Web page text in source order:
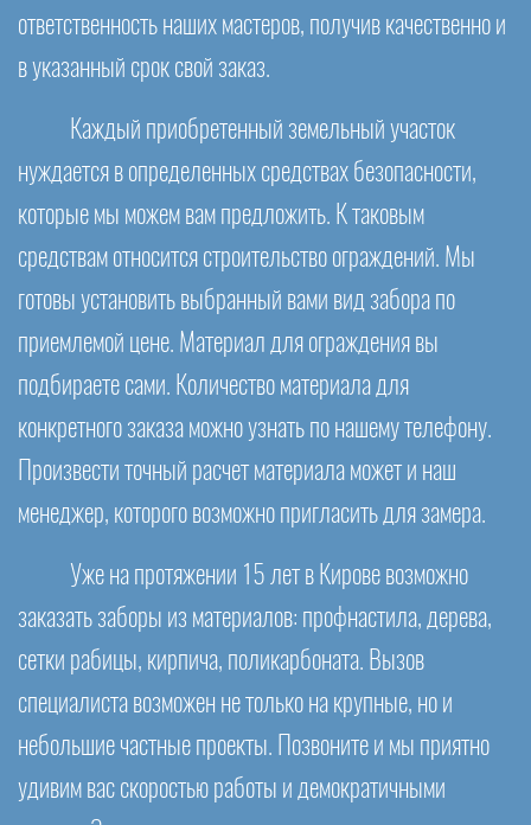
ответственность наших мастеров, получив качественно и
в указанный срок свой заказ.
Каждый приобретенный земельный участок
нуждается в определенных средствах безопасности,
которые мы можем вам предложить. К таковым
средствам относится строительство ограждений. Мы
готовы установить выбранный вами вид забора по
приемлемой цене. Материал для ограждения вы
подбираете сами. Количество материала для
конкретного заказа можно узнать по нашему телефону.
Произвести точный расчет материала может и наш
менеджер, которого возможно пригласить для замера.
Уже на протяжении 15 лет в Кирове возможно
заказать заборы из материалов: профнастила, дерева,
сетки рабицы, кирпича, поликарбоната. Вызов
специалиста возможен не только на крупные, но и
небольшие частные проекты. Позвоните и мы приятно
удивим вас скоростью работы и демократичными